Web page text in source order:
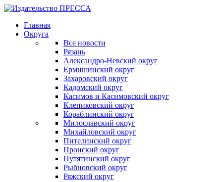
Главная
Округа
Все новости
Рязань
Александро-Невский округ
Ермишинский округ
Захаровский округ
Кадомский округ
Касимов и Касимовский округ
Клепиковский округ
Кораблинский округ
Милославский округ
Михайловский округ
Пителинский округ
Пронский округ
Путятинский округ
Рыбновский округ
Ряжский округ